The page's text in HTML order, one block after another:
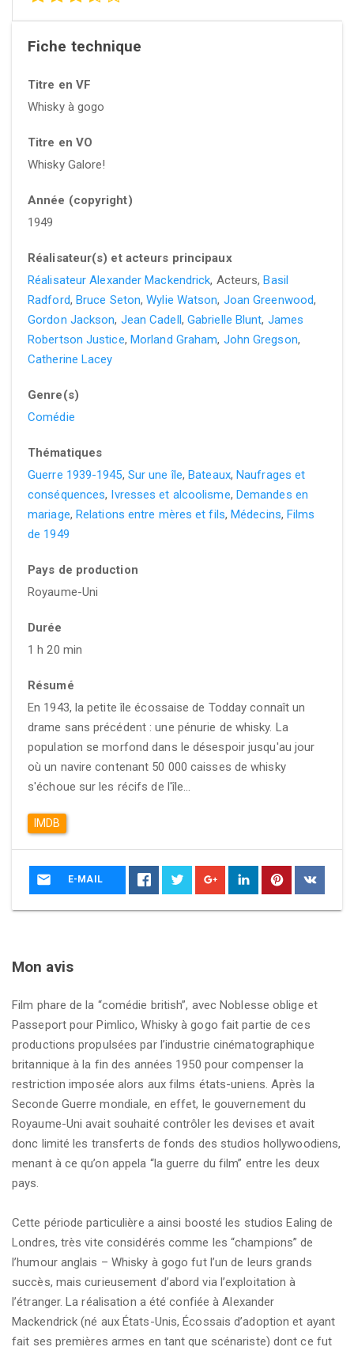
Fiche technique
Titre en VF
Whisky à gogo
Titre en VO
Whisky Galore!
Année (copyright)
1949
Réalisateur(s) et acteurs principaux
Réalisateur Alexander Mackendrick, Acteurs, Basil
Radford, Bruce Seton,Wylie Watson, Joan Greenwood,
Gordon Jackson, Jean Cadell , Gabrielle Blunt, James
Robertson Justice, Morland Graham, John Gregson,
Catherine Lacey
Genre(s)
Comédie
Thématiques
Guerre 1939-1945, Sur une île, Bateaux, Naufrages et
conséquences, Ivresses et alcoolisme, Demandes en
mariage, Relations entre mères et fils, Médecins, Films
de 1949
Pays de production
Royaume-Uni
Durée
1 h 20 min
Résumé
En 1943, la petite île écossaise de Todday connaît un
drame sans précédent : une pénurie de whisky. La
population se morfond dans le désespoir jusqu'au jour
où un navire contenant 50 000 caisses de whisky
s'échoue sur les récifs de l'île...
IMDB
E-MAIL
Mon avis
Film phare de la “comédie british”, avec Noblesse oblige et
Passeport pour Pimlico, Whisky à gogo fait partie de ces
productions propulsées par l’industrie cinématographique
britannique à la fin des années 1950 pour compenser la
restriction imposée alors aux films états-uniens. Après la
Seconde Guerre mondiale, en effet, le gouvernement du
Royaume-Uni avait souhaité contrôler les devises et avait
donc limité les transferts de fonds des studios hollywoodiens,
menant à ce qu’on appela “la guerre du film” entre les deux
pays.
Cette période particulière a ainsi boosté les studios Ealing de
Londres, très vite considérés comme les “champions” de
l’humour anglais – Whisky à gogo fut l’un de leurs grands
succès, mais curieusement d’abord via l’exploitation à
l’étranger. La réalisation a été confiée à Alexander
Mackendrick (né aux États-Unis, Écossais d’adoption et ayant
fait ses premières armes en tant que scénariste) dont ce fut